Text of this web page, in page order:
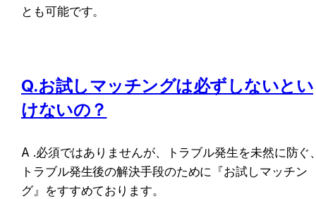
とも可能です。
Q.お試しマッチングは必ずしないとい
けないの？
A .必須ではありませんが、トラブル発生を未然に防ぐ
トラブル発生後の解決手段のために『お試しマッチン
グ』をすすめております。